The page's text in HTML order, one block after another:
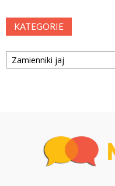
KATEGORIE
Kategorie